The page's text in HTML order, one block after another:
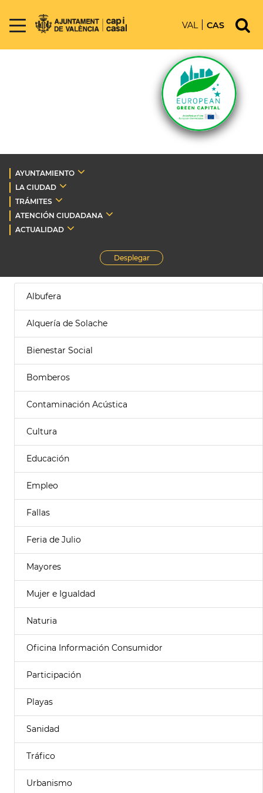
VAL CAS
AYUNTAMIENTO
LA CIUDAD
TRÁMITES
ATENCIÓN CIUDADANA
ACTUALIDAD
Desplegar
Albufera
Alquería de Solache
Bienestar Social
Bomberos
Contaminación Acústica
Cultura
Educación
Empleo
Fallas
Feria de Julio
Mayores
Mujer e Igualdad
Naturia
Oficina Información Consumidor
Participación
Playas
Sanidad
Tráfico
Urbanismo